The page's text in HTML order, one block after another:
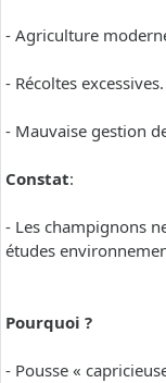
- Agriculture
- Récoltes excessives.
- Mauvaise gestion
Constat:
- Les champignons
études
Pourquoi ?
- Pousse «